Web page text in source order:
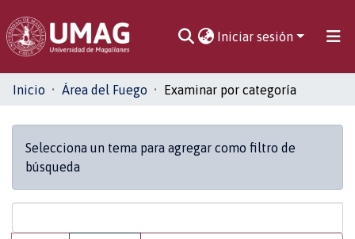
Iniciar sesión
Comunidades
Inicio Área del Fuego Examinar por categoría
Selecciona un tema para agregar como filtro de
búsqueda